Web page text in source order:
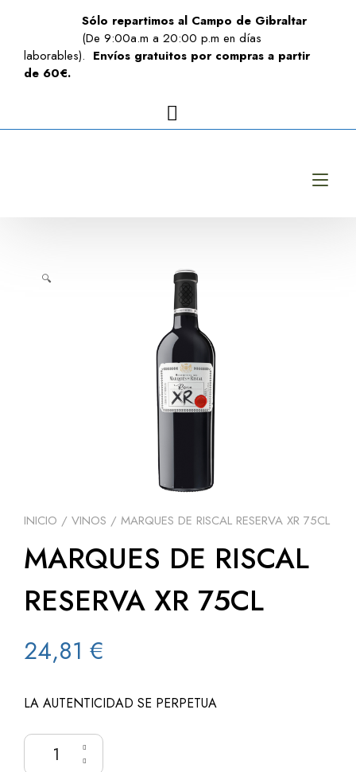
Sólo repartimos al Campo de Gibraltar
(De 9:00a.m a 20:00 p.m en días
laborables). Envíos gratuitos por compras a partir
de 60€.
🔍
INICIO / VINOS / MARQUES DE RISCAL RESERVA XR 75CL
MARQUES DE RISCAL
RESERVA XR 75CL
24,81 €
LA AUTENTICIDAD SE PERPETUA